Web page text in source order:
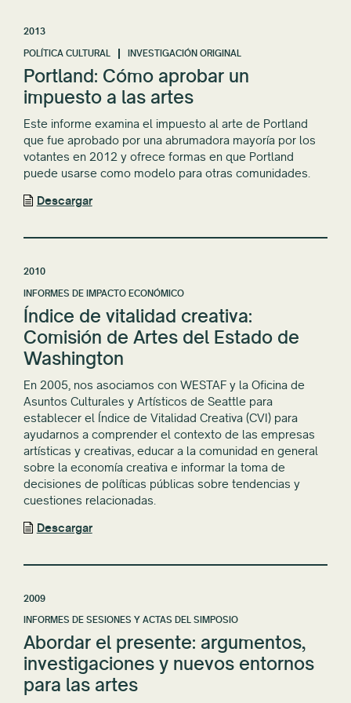
2013
POLÍTICA CULTURAL
INVESTIGACIÓN ORIGINAL
Portland: Cómo aprobar un
impuesto a las artes
Este informe examina el impuesto al arte de Portland
que fue aprobado por una abrumadora mayoría por los
votantes en 2012 y ofrece formas en que Portland
puede usarse como modelo para otras comunidades.
Descargar
2010
INFORMES DE IMPACTO ECONÓMICO
Índice de vitalidad creativa:
Comisión de Artes del Estado de
Washington
En 2005, nos asociamos con WESTAF y la Oficina de
Asuntos Culturales y Artísticos de Seattle para
establecer el Índice de Vitalidad Creativa (CVI) para
ayudarnos a comprender el contexto de las empresas
artísticas y creativas, educar a la comunidad en general
sobre la economía creativa e informar la toma de
decisiones de políticas públicas sobre tendencias y
cuestiones relacionadas.
Descargar
2009
INFORMES DE SESIONES Y ACTAS DEL SIMPOSIO
Abordar el presente: argumentos,
investigaciones y nuevos entornos
para las artes